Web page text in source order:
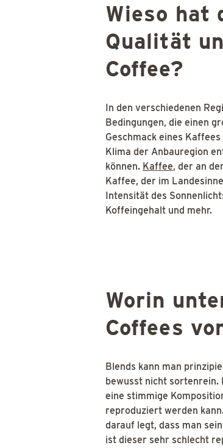
Wieso hat
Qualität
Coffee?
In den verschiedenen
Bedingungen, die einen
Geschmack eines
Klima der Anbauregion
können. Kaffee, der an
Kaffee, der im
Intensität des
Koffeingehalt und mehr.
Worin
Coffees
Blends kann man
bewusst nicht sortenrein.
eine stimmige
reproduziert werden
darauf legt, dass man
ist dieser sehr schlecht